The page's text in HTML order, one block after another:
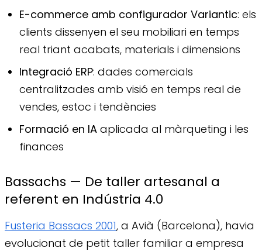
E-commerce amb configurador Variantic: els
clients dissenyen el seu mobiliari en temps
real triant acabats, materials i dimensions
Integració ERP: dades comercials
centralitzades amb visió en temps real de
vendes, estoc i tendències
Formació en IA aplicada al màrqueting i les
finances
Bassachs — De taller artesanal a
referent en Indústria 4.0
Fusteria Bassacs 2001, a Avià (Barcelona), havia
evolucionat de petit taller familiar a empresa